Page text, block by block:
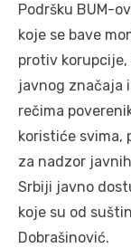
Podršku BUM-
koje se bave
protiv korupcije,
javnog značaja
rečima
koristiće svima,
za nadzor
Srbiji javno
koje su od
Dobrašinović.